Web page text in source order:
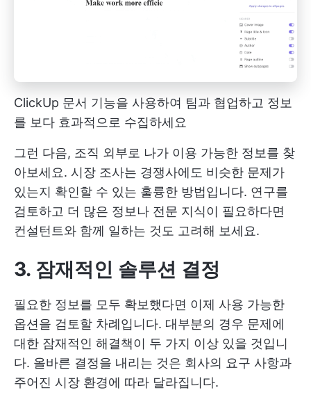
ClickUp 문서 기능을 사용하여 팀과 협업하고 정보
를 보다 효과적으로 수집하세요
그런 다음, 조직 외부로 나가 이용 가능한 정보를 찾
아보세요. 시장 조사는 경쟁사에도 비슷한 문제가
있는지 확인할 수 있는 훌륭한 방법입니다. 연구를
검토하고 더 많은 정보나 전문 지식이 필요하다면
컨설턴트와 함께 일하는 것도 고려해 보세요.
3. 잠재적인 솔루션 결정
필요한 정보를 모두 확보했다면 이제 사용 가능한
옵션을 검토할 차례입니다. 대부분의 경우 문제에
대한 잠재적인 해결책이 두 가지 이상 있을 것입니
다. 올바른 결정을 내리는 것은 회사의 요구 사항과
주어진 시장 환경에 따라 달라집니다.